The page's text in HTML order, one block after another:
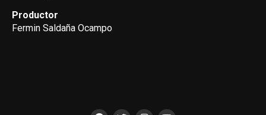
Productor
Fermin Saldaña Ocampo